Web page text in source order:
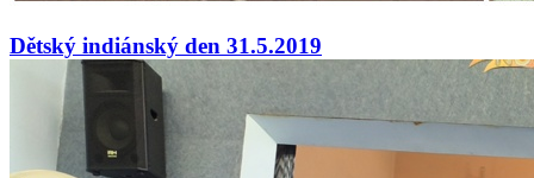
Dětský indiánský den 31.5.2019